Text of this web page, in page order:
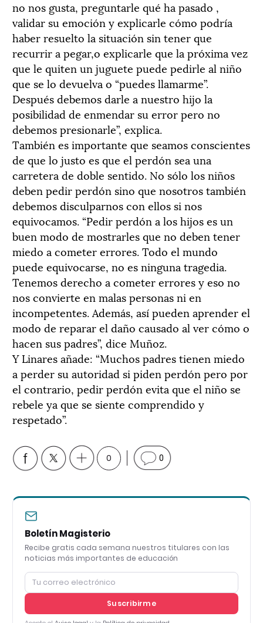
no nos gusta, preguntarle qué ha pasado ,
validar su emoción y explicarle cómo podría
haber resuelto la situación sin tener que
recurrir a pegar,o explicarle que la próxima vez
que le quiten un juguete puede pedirle al niño
que se lo devuelva o “puedes llamarme”.
Después debemos darle a nuestro hijo la
posibilidad de enmendar su error pero no
debemos presionarle”, explica.
También es importante que seamos conscientes
de que lo justo es que el perdón sea una
carretera de doble sentido. No sólo los niños
deben pedir perdón sino que nosotros también
debemos disculparnos con ellos si nos
equivocamos. “Pedir perdón a los hijos es un
buen modo de mostrarles que no deben tener
miedo a cometer errores. Todo el mundo
puede equivocarse, no es ninguna tragedia.
Tenemos derecho a cometer errores y eso no
nos convierte en malas personas ni en
incompetentes. Además, así pueden aprender el
modo de reparar el daño causado al ver cómo o
hacen sus padres”, dice Muñoz.
Y Linares añade: “Muchos padres tienen miedo
a perder su autoridad si piden perdón pero por
el contrario, pedir perdón evita que el niño se
rebele ya que se siente comprendido y
respetado”.
0 0
Boletín Magisterio
Recibe gratis cada semana nuestros titulares con las
noticias más importantes de educación
Suscribirme